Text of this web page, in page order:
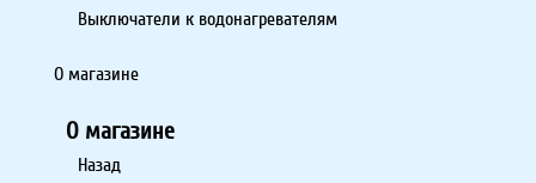
Выключатели к водонагревателям
О магазине
О магазине
Назад